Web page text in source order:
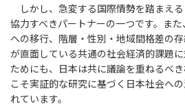
しかし、急変する国際情勢を踏まえ
協力すべきパートナーの一つです。ま
への移行、階層・性別・地域間格差の
が直面している共通の社会経済的課題
ためにも、日本は共に議論を重ねるべ
こそ実証的な研究に基づく日本社会へ
れています。